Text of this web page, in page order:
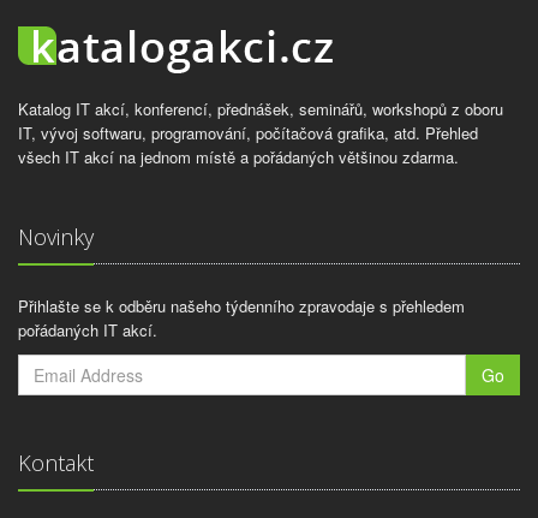
Katalog IT akcí, konferencí, přednášek, seminářů, workshopů z oboru
IT, vývoj softwaru, programování, počítačová grafika, atd. Přehled
všech IT akcí na jednom místě a pořádaných většinou zdarma.
Novinky
Přihlašte se k odběru našeho týdenního zpravodaje s přehledem
pořádaných IT akcí.
Go
Kontakt